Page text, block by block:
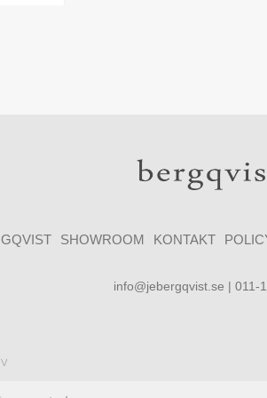
SHOWROOM KONTAKT
info@jebergqvist.se | 011-